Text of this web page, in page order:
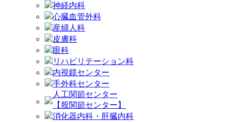
神経内科
心臓血管外科
産婦人科
皮膚科
眼科
リハビリテーション科
内視鏡センター
手外科センター
人工関節センター
【股関節センター】
消化器内科・肝臓内科